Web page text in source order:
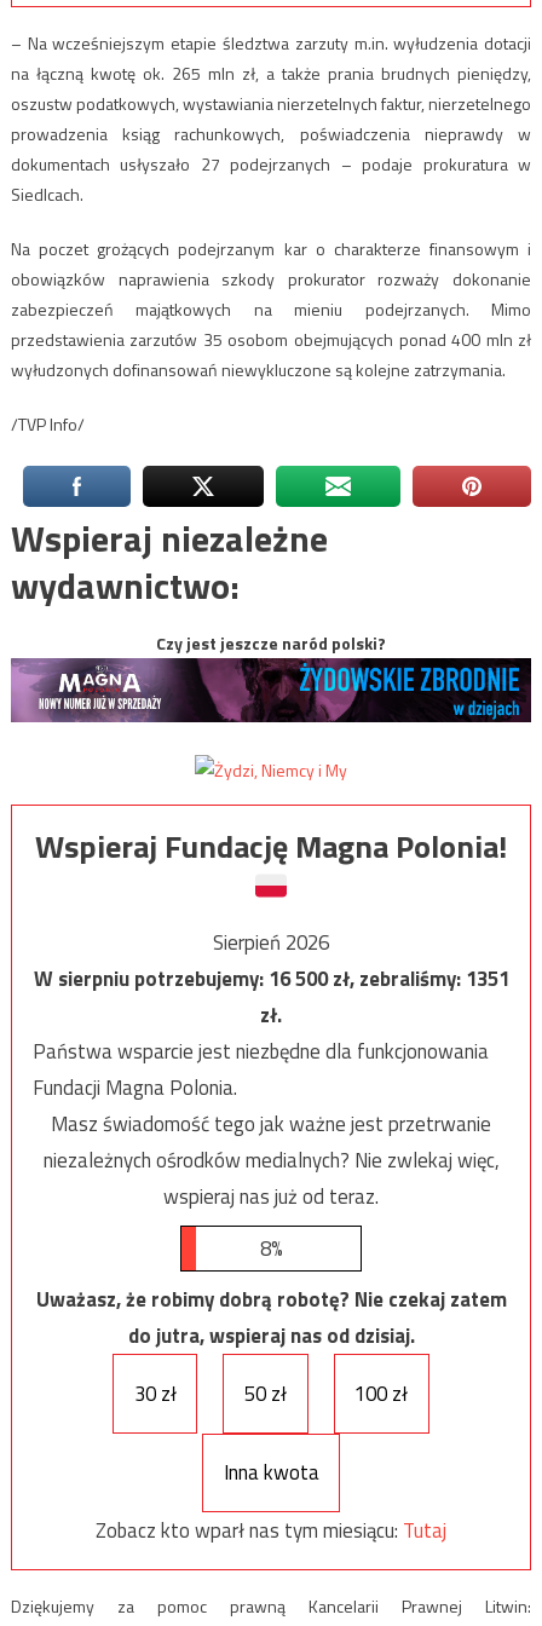
– Na wcześniejszym etapie śledztwa zarzuty m.in. wyłudzenia dotacji
na łączną kwotę ok. 265 mln zł, a także prania brudnych pieniędzy,
oszustw podatkowych, wystawiania nierzetelnych faktur, nierzetelnego
prowadzenia ksiąg rachunkowych, poświadczenia nieprawdy w
dokumentach usłyszało 27 podejrzanych – podaje prokuratura w
Siedlcach.
Na poczet grożących podejrzanym kar o charakterze finansowym i
obowiązków naprawienia szkody prokurator rozważy dokonanie
zabezpieczeń majątkowych na mieniu podejrzanych. Mimo
przedstawienia zarzutów 35 osobom obejmujących ponad 400 mln zł
wyłudzonych dofinansowań niewykluczone są kolejne zatrzymania.
/TVP Info/
Wspieraj niezależne
wydawnictwo:
Czy jest jeszcze naród polski?
Wspieraj Fundację Magna Polonia!
Sierpień 2026
W sierpniu potrzebujemy:16 500zł, zebraliśmy:1351
zł.
Państwa wsparcie jest niezbędne dla funkcjonowania
Fundacji Magna Polonia.
Masz świadomość tego jak ważne jest przetrwanie
niezależnych ośrodków medialnych? Nie zwlekaj więc,
wspieraj nas już od teraz.
8%
Uważasz, że robimy dobrą robotę? Nie czekaj zatem
do jutra, wspieraj nas od dzisiaj.
30 zł
50 zł 100 zł
Inna kwota
Zobacz kto wparł nas tym miesiącu: Tutaj
Dziękujemy za pomoc prawną Kancelarii Prawnej Litwin: